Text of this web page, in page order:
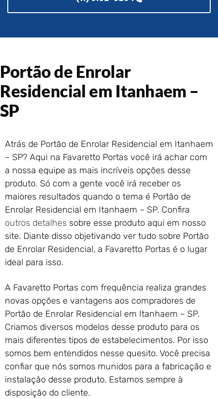
Portão de Garagem de
Enrolar em Petrópolis – RJ
Portão de Garagem de
Enrolar em Paraty – RJ
Enrolar em Nova Friburgo –
RJ
Portão de Enrolar
Residencial em Itanhaem –
SP
Atrás de Portão de Enrolar Residencial em Itanhaem
– SP? Aqui na Favaretto Portas você irá achar com
a nossa equipe as mais incríveis opções desse
produto. Só com a gente você irá receber os
maiores resultados quando o tema é Portão de
Enrolar Residencial em Itanhaem – SP. Confira
outros detalhes sobre esse produto aqui em nosso
site. Diante disso objetivando ver tudo sobre Portão
de Enrolar Residencial, a Favaretto Portas é o lugar
ideal para isso.
A Favaretto Portas com frequência realiza grandes
novas opções e vantagens aos compradores de
Portão de Enrolar Residencial em Itanhaem – SP.
Criamos diversos modelos desse produto para os
mais diferentes tipos de estabelecimentos. Por isso
somos bem entendidos nesse quesito. Você precisa
confiar que nós somos munidos para a fabricação e
instalação desse produto. Estamos sempre à
disposição do cliente.